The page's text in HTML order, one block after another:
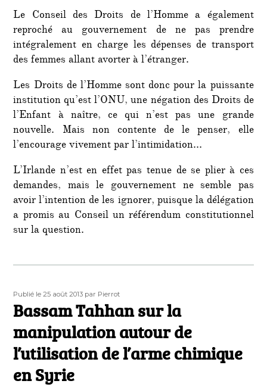
Le Conseil des Droits de l’Homme a également
reproché au gouvernement de ne pas prendre
intégralement en charge les dépenses de transport
des femmes allant avorter à l’étranger.
Les Droits de l’Homme sont donc pour la puissante
institution qu’est l’ONU, une négation des Droits de
l’Enfant à naître, ce qui n’est pas une grande
nouvelle. Mais non contente de le penser, elle
l’encourage vivement par l’intimidation…
L’Irlande n’est en effet pas tenue de se plier à ces
demandes, mais le gouvernement ne semble pas
avoir l’intention de les ignorer, puisque la délégation
a promis au Conseil un référendum constitutionnel
sur la question.
Publié
le
Publié le 25 août 2013 Auteur
par Pierrot
Bassam Tahhan sur la
manipulation autour de
l’utilisation de l’arme chimique
en Syrie